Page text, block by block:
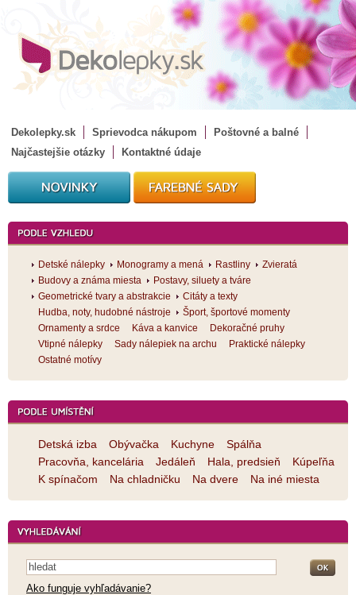
Dekolepky.sk Sprievodca nákupom
Poštovné a balné
Najčastejšie otázky
Kontaktné údaje
Detské nálepky Monogramy a mená Rastliny
Zvieratá
Budovy a známa miesta
Postavy, siluety a tváre
Geometrické tvary a abstrakcie
Citáty a texty
Hudba, noty, hudobné nástroje
Šport, športové momenty
Ornamenty a srdce
Káva a kanvice
Dekoračné pruhy
Vtipné nálepky
Sady nálepiek na archu
Praktické nálepky
Ostatné motívy
Detská izba Obývačka Kuchyne
Spálňa
Pracovňa, kancelária
Jedáleň Hala, predsieň
Kúpeľňa
K spínačom
Na chladničku Na dvere Na iné miesta
Ako funguje vyhľadávanie?